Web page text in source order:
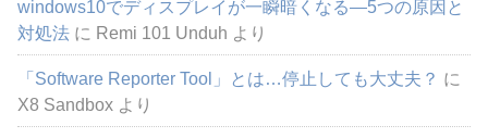
windows10でディスプレイが一瞬暗くなる―5つの原因と
対処法 に Remi 101 Unduh より
「Software Reporter Tool」とは…停止しても大丈夫？ に
X8 Sandbox より